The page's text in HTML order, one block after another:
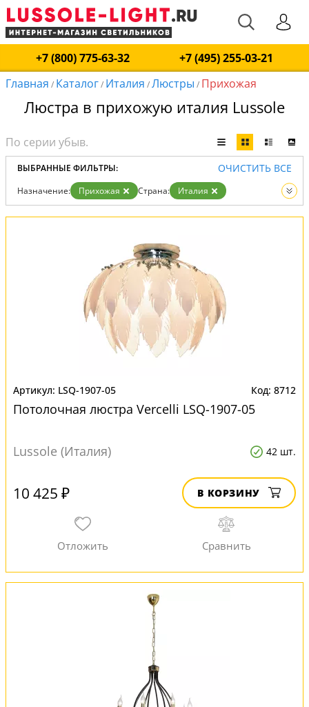
+7 (800) 775-63-32
+7 (495) 255-03-21
Главная / Каталог/ Италия /Люстры / Прихожая
Люстра в прихожую италия Lussole
ВЫБРАННЫЕ ФИЛЬТРЫ: ОЧИСТИТЬ ВСЕ
Назначение: Прихожая Страна:
Италия
Вид:
Люстры
LSQ-1907-05 8712
Потолочная люстра Vercelli LSQ-1907-05
Lussole (Италия) 42 шт.
10 425 ₽ В КОРЗИНУ